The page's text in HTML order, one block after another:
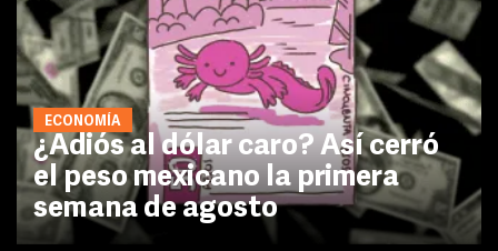
ECONOMÍA
¿Adiós al dólar caro? Así cerró
el peso mexicano la primera
semana de agosto